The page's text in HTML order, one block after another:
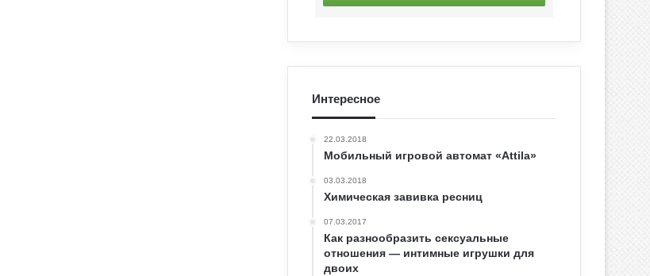
Интересное
22.03.2018
Мобильный игровой автомат «Attila»
03.03.2018
Химическая завивка ресниц
07.03.2017
Как разнообразить сексуальные
отношения — интимные игрушки для
двоих